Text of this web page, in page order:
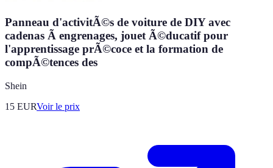
Panneau d'activitÃ©s de voiture de DIY avec
cadenas Ã engrenages, jouet Ã©ducatif pour
l'apprentissage prÃ©coce et la formation de
compÃ©tences des
Shein
15 EURVoir le prix